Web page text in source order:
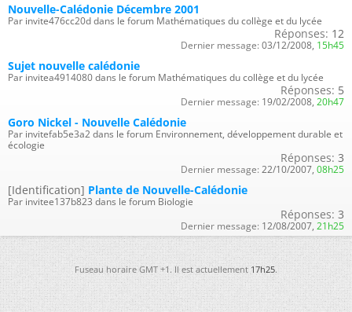
Nouvelle-Calédonie Décembre 2001
Par invite476cc20d dans le forum Mathématiques du collège et du lycée
Réponses: 12
Dernier message: 03/12/2008, 15h45
Sujet nouvelle calédonie
Par invitea4914080 dans le forum Mathématiques du collège et du lycée
Réponses: 5
Dernier message: 19/02/2008, 20h47
Goro Nickel - Nouvelle Calédonie
Par invitefab5e3a2 dans le forum Environnement, développement durable et
écologie
Réponses: 3
Dernier message: 22/10/2007, 08h25
[Identification] Plante de Nouvelle-Calédonie
Par invitee137b823 dans le forum Biologie
Réponses: 3
Dernier message: 12/08/2007, 21h25
Fuseau horaire GMT +1. Il est actuellement17h25.